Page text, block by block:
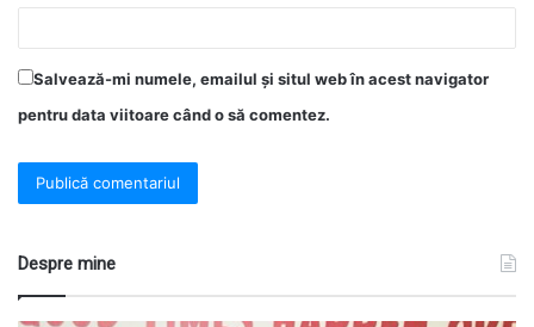
Salvează-mi numele, emailul și situl web în acest navigator
pentru data viitoare când o să comentez.
Despre mine